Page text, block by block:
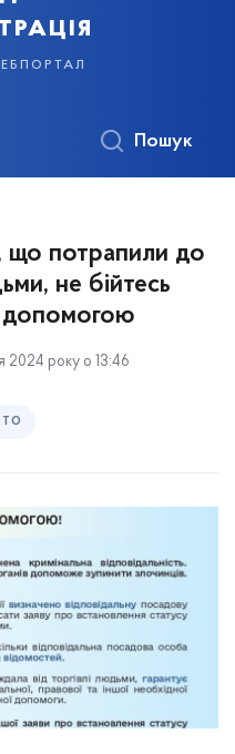
Пошук
що потрапили до
не бійтесь
допомогою
2024 року о 13:46